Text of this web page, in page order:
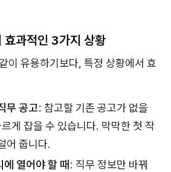
과적인 3가지 상황
이 유용하기보다, 특정 상황에서 효
무 공고: 참고할 기존 공고가 없을
게 잡을 수 있습니다. 막막한 첫 작
어 줍니다.
에 열어야 할 때: 직무 정보만 바꿔